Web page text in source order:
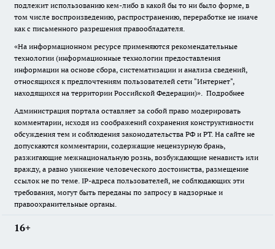
подлежит использованию кем-либо в какой бы то ни было форме, в
том числе воспроизведению, распространению, переработке не иначе
как с письменного разрешения правообладателя.
«На информационном ресурсе применяются рекомендательные
технологии (информационные технологии предоставления
информации на основе сбора, систематизации и анализа сведений,
относящихся к предпочтениям пользователей сети "Интернет",
находящихся на территории Российской Федерации)». Подробнее
Администрация портала оставляет за собой право модерировать
комментарии, исходя из соображений сохранения конструктивности
обсуждения тем и соблюдения законодательства РФ и РТ. На сайте не
допускаются комментарии, содержащие нецензурную брань,
разжигающие межнациональную рознь, возбуждающие ненависть или
вражду, а равно унижение человеческого достоинства, размещение
ссылок не по теме. IP-адреса пользователей, не соблюдающих эти
требования, могут быть переданы по запросу в надзорные и
правоохранительные органы.
16+